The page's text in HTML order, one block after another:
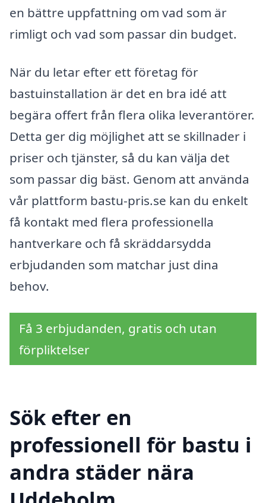
en bättre uppfattning om vad som är
rimligt och vad som passar din budget.
När du letar efter ett företag för
bastuinstallation är det en bra idé att
begära offert från flera olika leverantörer.
Detta ger dig möjlighet att se skillnader i
priser och tjänster, så du kan välja det
som passar dig bäst. Genom att använda
vår plattform bastu-pris.se kan du enkelt
få kontakt med flera professionella
hantverkare och få skräddarsydda
erbjudanden som matchar just dina
behov.
Få 3 erbjudanden, gratis och utan
förpliktelser
Sök efter en
professionell för bastu i
andra städer nära